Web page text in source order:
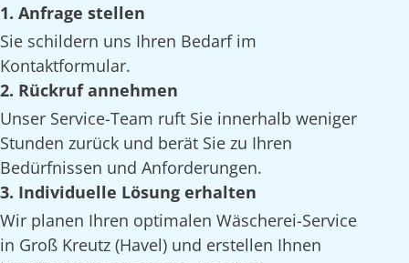
1. Anfrage stellen
Sie schildern uns Ihren Bedarf im
Kontaktformular.
2. Rückruf annehmen
Unser Service-Team ruft Sie innerhalb weniger
Stunden zurück und berät Sie zu Ihren
Bedürfnissen und Anforderungen.
3. Individuelle Lösung erhalten
Wir planen Ihren optimalen Wäscherei-Service
in Groß Kreutz (Havel) und erstellen Ihnen